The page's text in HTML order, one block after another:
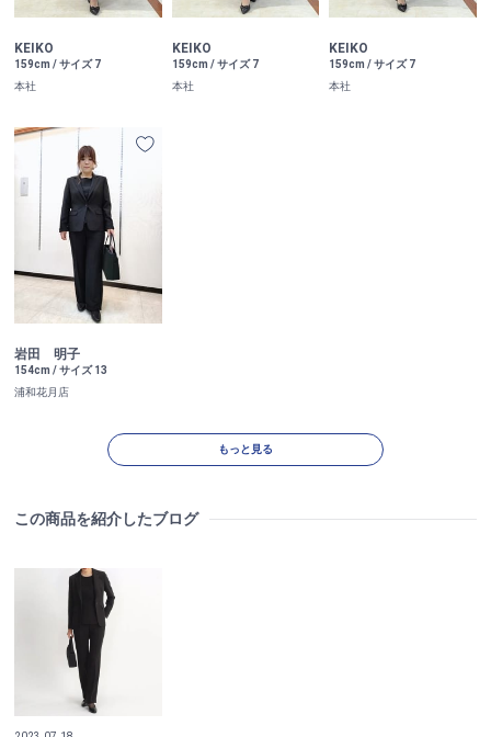
KEIKO
159cm / サイズ 7
本社
KEIKO
159cm / サイズ 7
本社
KEIKO
159cm / サイズ 7
本社
岩田 明子
154cm / サイズ 13
浦和花月店
もっと見る
この商品を紹介したブログ